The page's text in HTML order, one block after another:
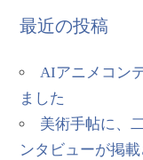
最近の投稿
AIアニメコン
ました
美術手帖に、
ンタビューが掲載